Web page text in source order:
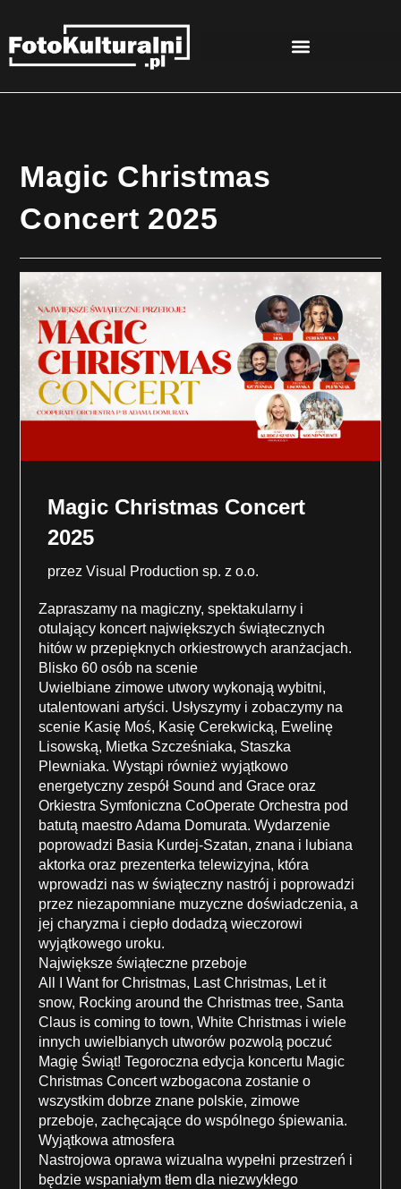
Magic Christmas
Concert 2025
Magic Christmas Concert
2025
przezVisual Production sp. z o.o.
Zapraszamy na magiczny, spektakularny i
otulający koncert największych świątecznych
hitów w przepięknych orkiestrowych aranżacjach.
Blisko 60 osób na scenie
Uwielbiane zimowe utwory wykonają wybitni,
utalentowani artyści. Usłyszymy i zobaczymy na
scenie Kasię Moś, Kasię Cerekwicką, Ewelinę
Lisowską, Mietka Szcześniaka, Staszka
Plewniaka. Wystąpi również wyjątkowo
energetyczny zespół Sound and Grace oraz
Orkiestra Symfoniczna CoOperate Orchestra pod
batutą maestro Adama Domurata. Wydarzenie
poprowadzi Basia Kurdej-Szatan, znana i lubiana
aktorka oraz prezenterka telewizyjna, która
wprowadzi nas w świąteczny nastrój i poprowadzi
przez niezapomniane muzyczne doświadczenia, a
jej charyzma i ciepło dodadzą wieczorowi
wyjątkowego uroku.
Największe świąteczne przeboje
All I Want for Christmas, Last Christmas, Let it
snow, Rocking around the Christmas tree, Santa
Claus is coming to town, White Christmas i wiele
innych uwielbianych utworów pozwolą poczuć
Magię Świąt! Tegoroczna edycja koncertu Magic
Christmas Concert wzbogacona zostanie o
wszystkim dobrze znane polskie, zimowe
przeboje, zachęcające do wspólnego śpiewania.
Wyjątkowa atmosfera
Nastrojowa oprawa wizualna wypełni przestrzeń i
będzie wspaniałym tłem dla niezwykłego